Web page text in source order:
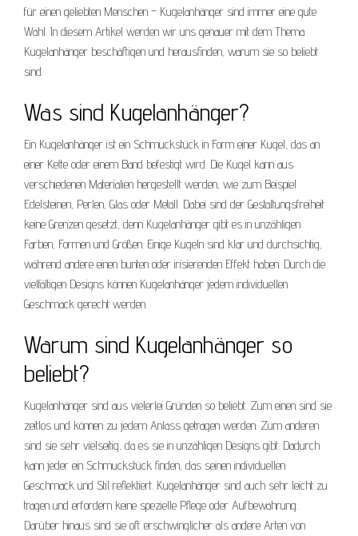
für einen geliebten Menschen – Kugelanhänger sind immer eine gute
Wahl. In diesem Artikel werden wir uns genauer mit dem Thema
Kugelanhänger beschäftigen und herausfinden, warum sie so beliebt
sind.
Was sind Kugelanhänger?
Ein Kugelanhänger ist ein Schmuckstück in Form einer Kugel, das an
einer Kette oder einem Band befestigt wird. Die Kugel kann aus
verschiedenen Materialien hergestellt werden, wie zum Beispiel
Edelsteinen, Perlen, Glas oder Metall. Dabei sind der Gestaltungsfreiheit
keine Grenzen gesetzt, denn Kugelanhänger gibt es in unzähligen
Farben, Formen und Größen. Einige Kugeln sind klar und durchsichtig,
während andere einen bunten oder irisierenden Effekt haben. Durch die
vielfältigen Designs können Kugelanhänger jedem individuellen
Geschmack gerecht werden.
Warum sind Kugelanhänger so
beliebt?
Kugelanhänger sind aus vielerlei Gründen so beliebt. Zum einen sind sie
zeitlos und können zu jedem Anlass getragen werden. Zum anderen
sind sie sehr vielseitig, da es sie in unzähligen Designs gibt. Dadurch
kann jeder ein Schmuckstück finden, das seinen individuellen
Geschmack und Stil reflektiert. Kugelanhänger sind auch sehr leicht zu
tragen und erfordern keine spezielle Pflege oder Aufbewahrung.
Darüber hinaus sind sie oft erschwinglicher als andere Arten von